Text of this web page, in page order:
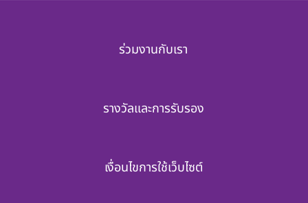
ร่วมงานกับเรา
รางวัลและการรับรอง
เงื่อนไขการใช้เว็บไซต์